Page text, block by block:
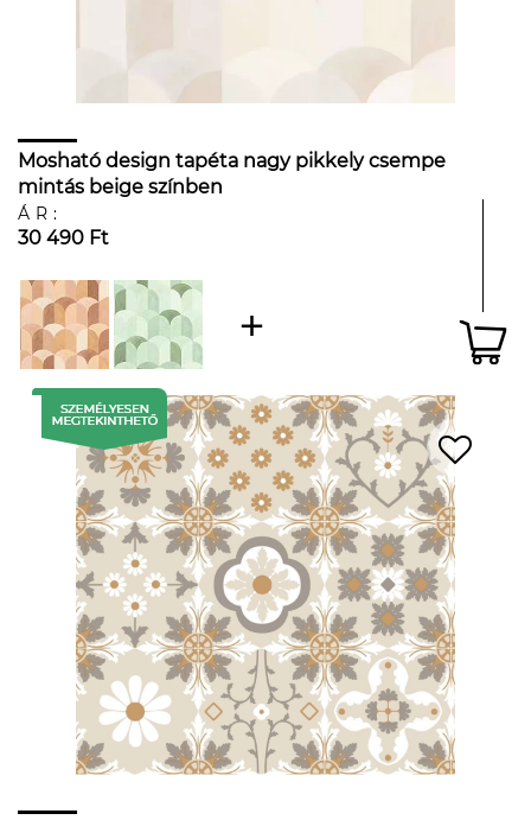
Mosható design tapéta nagy pikkely csempe
mintás beige színben
ÁR:
30 490 Ft